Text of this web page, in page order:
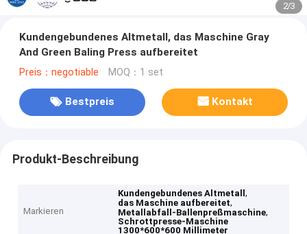
2/3
Kundengebundenes Altmetall, das Maschine Gray
And Green Baling Press aufbereitet
Preis：negotiable MOQ：1 set
Bestpreis Kontakt
Produkt-Beschreibung
Markieren
Kundengebundenes Altmetall,
das Maschine aufbereitet,
Metallabfall-Ballenpreßmaschine,
Schrottpresse-Maschine
1300*600*600 Millimeter